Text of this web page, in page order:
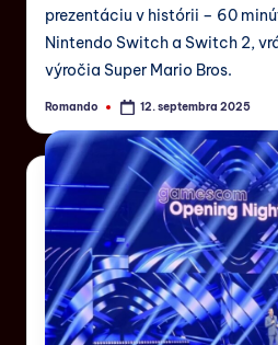
prezentáciu v histórii – 60
Nintendo Switch a Switch 2,
výročia Super Mario Bros.
Romando 12. septembra 2025